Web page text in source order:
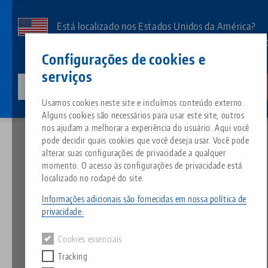
Configurações de cookies e
serviços
Usamos cookies neste site e incluímos conteúdo externo.
Alguns cookies são necessários para usar este site, outros
nos ajudam a melhorar a experiência do usuário. Aqui você
pode decidir quais cookies que você deseja usar. Você pode
alterar suas configurações de privacidade a qualquer
momento. O acesso às configurações de privacidade está
localizado no rodapé do site.
Informações adicionais são fornecidas em nossa política de
privacidade.
Cookies essenciais
Tracking
Está localizado nos Estados Unidos da América?
Aceda à nossa página dos EUA para ver o
específico do país.
lang-technik-usa.com
Tudo em uma única solução
Sistema de fixação por ponto
Grupo de produtos
Tipos de produtos
Sobre a LANG
Filosofia
Downloads
FAQ
Blog
Notícias
Produtos correspondentes
Desculpe. Não foi possível encontrar nenhum resultado.
Ir para a página do produto
Serviços
Quicklinks
Search
Downloads
Breadcrumb
Tenha uma Feliz Páscoa
HAUBEX!
11.04.2022 — comunicados à imprensa
Voltar para notícias